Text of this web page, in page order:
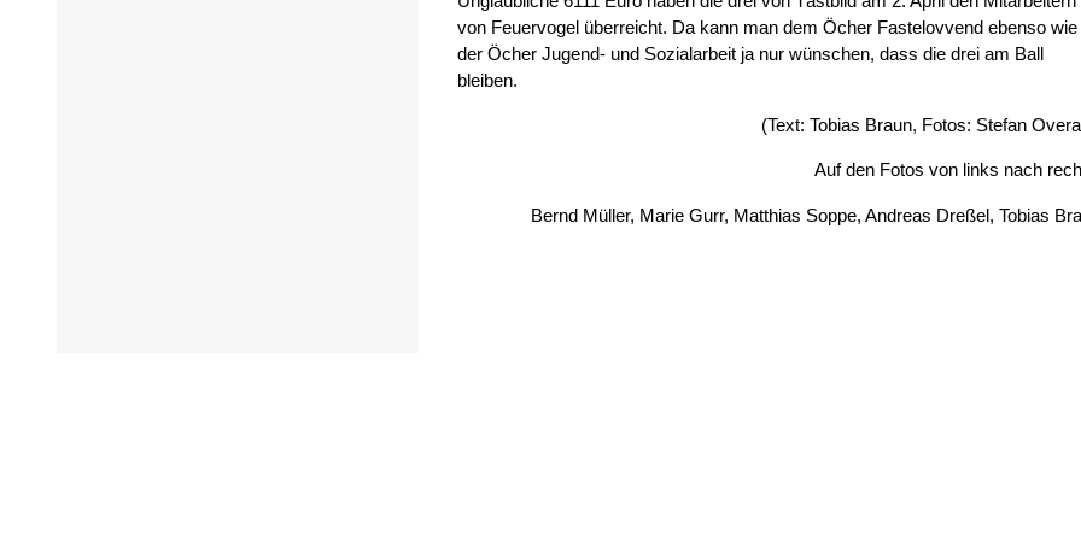
von Feuervogel überreicht. Da kann man dem Öcher Fastelovvend ebenso wie
der Öcher Jugend- und Sozialarbeit ja nur wünschen, dass die drei am Ball
bleiben.
(Text: Tobias Braun, Fotos: Stefan
Auf den Fotos von links nach
Bernd Müller, Marie Gurr, Matthias Soppe, Andreas Dreßel, Tobias